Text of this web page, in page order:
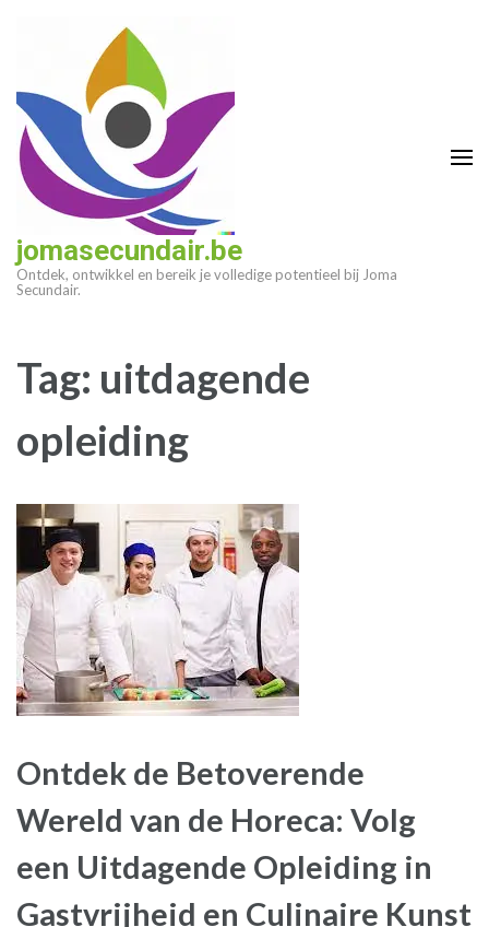
(druk
enter)
jomasecundair.be
Ontdek, ontwikkel en bereik je volledige potentieel bij Joma
Secundair.
Tag: uitdagende
opleiding
Ontdek de Betoverende
Wereld van de Horeca: Volg
een Uitdagende Opleiding in
Gastvrijheid en Culinaire Kunst